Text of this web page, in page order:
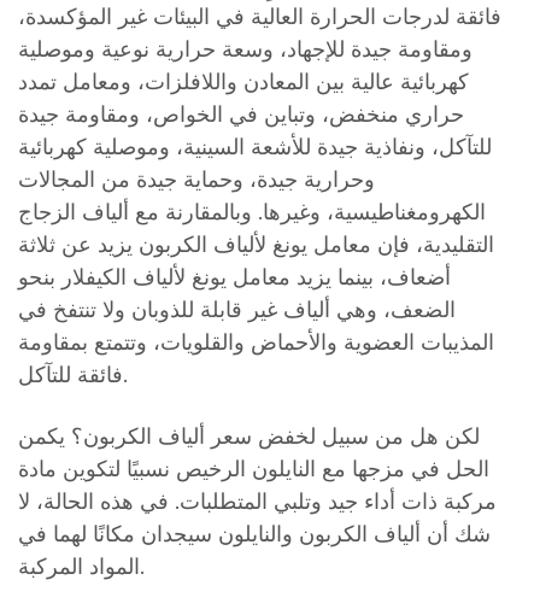
فائقة لدرجات الحرارة العالية في البيئات غير المؤكسدة،
ومقاومة جيدة للإجهاد، وسعة حرارية نوعية وموصلية
كهربائية عالية بين المعادن واللافلزات، ومعامل تمدد
حراري منخفض، وتباين في الخواص، ومقاومة جيدة
للتآكل، ونفاذية جيدة للأشعة السينية، وموصلية كهربائية
وحرارية جيدة، وحماية جيدة من المجالات
الكهرومغناطيسية، وغيرها. وبالمقارنة مع ألياف الزجاج
التقليدية، فإن معامل يونغ لألياف الكربون يزيد عن ثلاثة
أضعاف، بينما يزيد معامل يونغ لألياف الكيفلار بنحو
الضعف، وهي ألياف غير قابلة للذوبان ولا تنتفخ في
المذيبات العضوية والأحماض والقلويات، وتتمتع بمقاومة
فائقة للتآكل.
لكن هل من سبيل لخفض سعر ألياف الكربون؟ يكمن
الحل في مزجها مع النايلون الرخيص نسبيًا لتكوين مادة
مركبة ذات أداء جيد وتلبي المتطلبات. في هذه الحالة، لا
شك أن ألياف الكربون والنايلون سيجدان مكانًا لهما في
المواد المركبة.